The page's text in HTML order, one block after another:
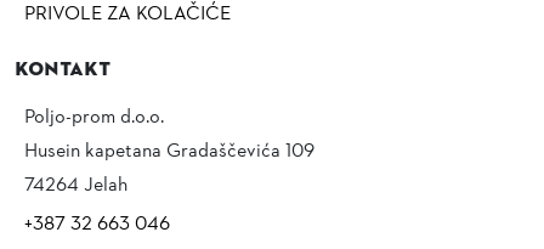
PRIVOLE ZA KOLAČIĆE
Kontakt
Poljo-prom d.o.o.
Husein kapetana Gradaščevića 109
74264 Jelah
+387 32 663 046